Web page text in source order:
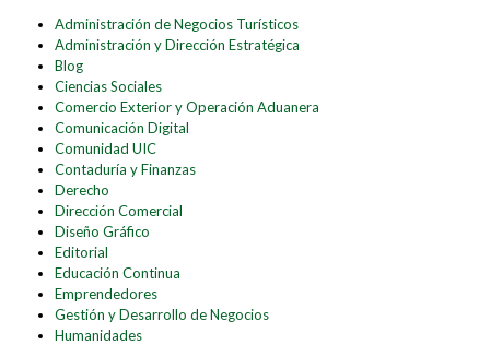
Administración de Negocios Turísticos
Administración y Dirección Estratégica
Blog
Ciencias Sociales
Comercio Exterior y Operación Aduanera
Comunicación Digital
Comunidad UIC
Contaduría y Finanzas
Derecho
Dirección Comercial
Diseño Gráfico
Editorial
Educación Continua
Emprendedores
Gestión y Desarrollo de Negocios
Humanidades